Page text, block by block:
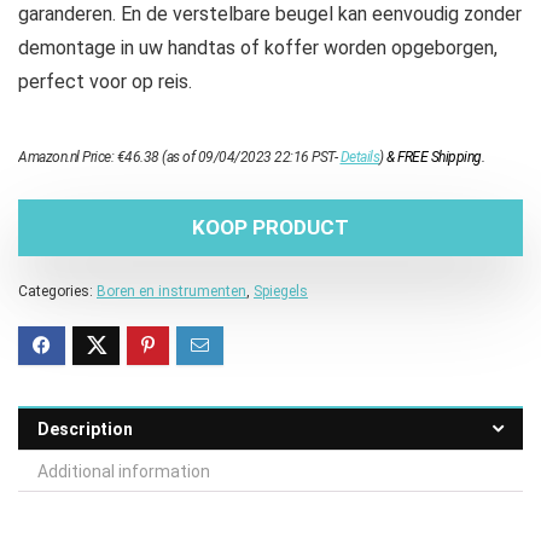
garanderen. En de verstelbare beugel kan eenvoudig zonder
demontage in uw handtas of koffer worden opgeborgen,
perfect voor op reis.
Amazon.nl Price:€46.38(as of 09/04/2023 22:16 PST-Details)&FREE Shipping.
KOOP PRODUCT
Categories: Boren en instrumenten Spiegels
Description
Additional information